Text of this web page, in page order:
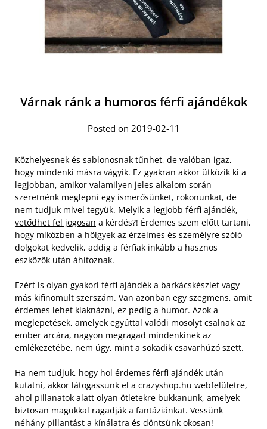
Várnak ránk a humoros férfi ajándékok
Posted on 2019-02-11
Közhelyesnek és sablonosnak tűnhet, de valóban igaz,
hogy mindenki másra vágyik. Ez gyakran akkor ütközik ki a
legjobban, amikor valamilyen jeles alkalom során
szeretnénk meglepni egy ismerősünket, rokonunkat, de
nem tudjuk mivel tegyük. Melyik a legjobb férfi ajándék,
vetődhet fel jogosan a kérdés?! Érdemes szem előtt tartani,
hogy miközben a hölgyek az érzelmes és személyre szóló
dolgokat kedvelik, addig a férfiak inkább a hasznos
eszközök után áhítoznak.
Ezért is olyan gyakori férfi ajándék a barkácskészlet vagy
más kifinomult szerszám. Van azonban egy szegmens, amit
érdemes lehet kiaknázni, ez pedig a humor. Azok a
meglepetések, amelyek egyúttal valódi mosolyt csalnak az
ember arcára, nagyon megragad mindenkinek az
emlékezetébe, nem úgy, mint a sokadik csavarhúzó szett.
Ha nem tudjuk, hogy hol érdemes férfi ajándék után
kutatni, akkor látogassunk el a crazyshop.hu webfelületre,
ahol pillanatok alatt olyan ötletekre bukkanunk, amelyek
biztosan magukkal ragadják a fantáziánkat. Vessünk
néhány pillantást a kínálatra és döntsünk okosan!